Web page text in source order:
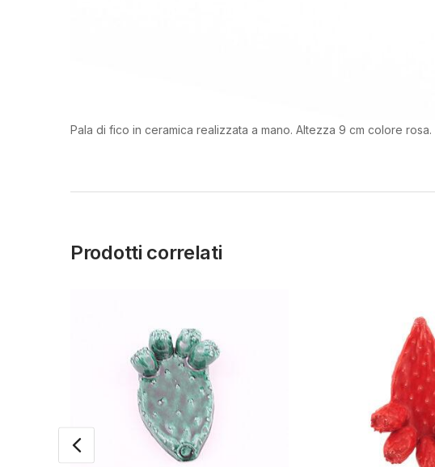
Pala di fico in ceramica realizzata a mano. Altezza 9 cm colore
Prodotti correlati